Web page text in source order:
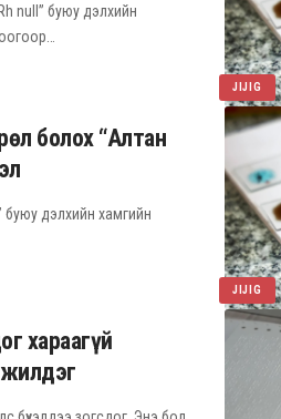
JIJIG
null” буюу дэлхийн
JIJIG
болох “Алтан
буюу дэлхийн хамгийн
хараагүй